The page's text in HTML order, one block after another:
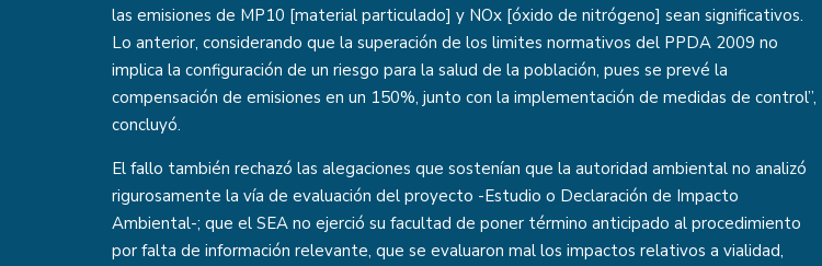
las emisiones de MP10 [material particulado] y NOx [óxido de nitrógeno] sean significativos.
Lo anterior, considerando que la superación de los limites normativos del PPDA 2009 no
implica la configuración de un riesgo para la salud de la población, pues se prevé la
compensación de emisiones en un 150%, junto con la implementación de medidas de control”,
concluyó.
El fallo también rechazó las alegaciones que sostenían que la autoridad ambiental no analizó
rigurosamente la vía de evaluación del proyecto -Estudio o Declaración de Impacto
Ambiental-; que el SEA no ejerció su facultad de poner término anticipado al procedimiento
por falta de información relevante, que se evaluaron mal los impactos relativos a vialidad,